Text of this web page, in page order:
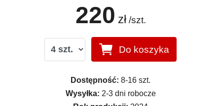
220 zł /szt.
Do koszyka
Dostępność: 8-16 szt.
Wysyłka: 2-3 dni robocze